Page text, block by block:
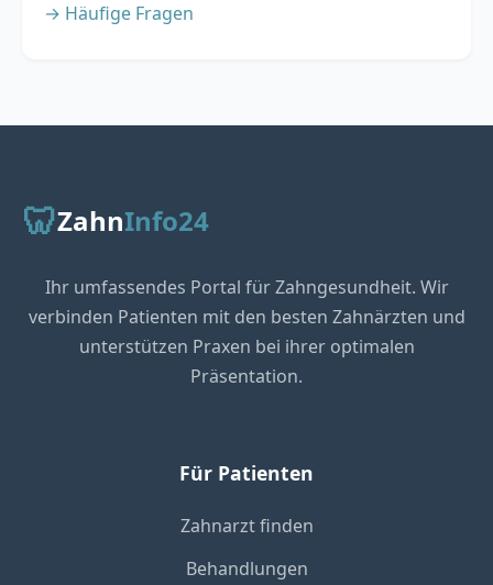
→ Häufige Fragen
🦷ZahnInfo24
Ihr umfassendes Portal für Zahngesundheit. Wir
verbinden Patienten mit den besten Zahnärzten und
unterstützen Praxen bei ihrer optimalen
Präsentation.
Für Patienten
Zahnarzt finden
Behandlungen